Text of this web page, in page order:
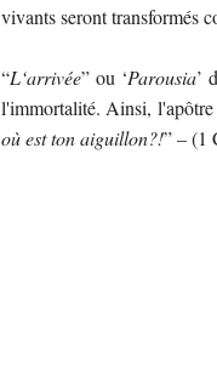
vivants seront transformés
“L‘arrivée” ou ‘Parousia’
l'immortalité. Ainsi, l'apôtre
où est ton aiguillon?!” – (1